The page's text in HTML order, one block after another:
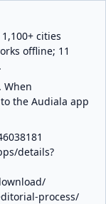
cities
offline; 11
When
the Audiala app
details?
process/